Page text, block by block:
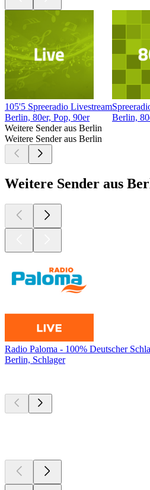
105'5 Spreeradio Livestream
Berlin, 80er, Pop, 90er
Berlin,
Weitere Sender aus Berlin
Weitere Sender aus Berlin
Weitere Sender aus
Radio Paloma - 100% Deutscher
Berlin, Schlager